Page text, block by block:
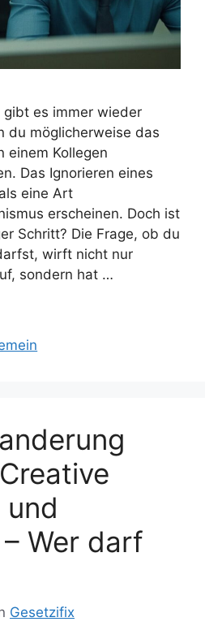
es immer wieder
du möglicherweise das
einem Kollegen
Das Ignorieren eines
eine Art
erscheinen. Doch ist
Schritt? Die Frage, ob du
wirft nicht nur
sondern hat …
und
Wer darf
Gesetzifix